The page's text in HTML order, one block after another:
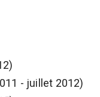
- juillet 2012)